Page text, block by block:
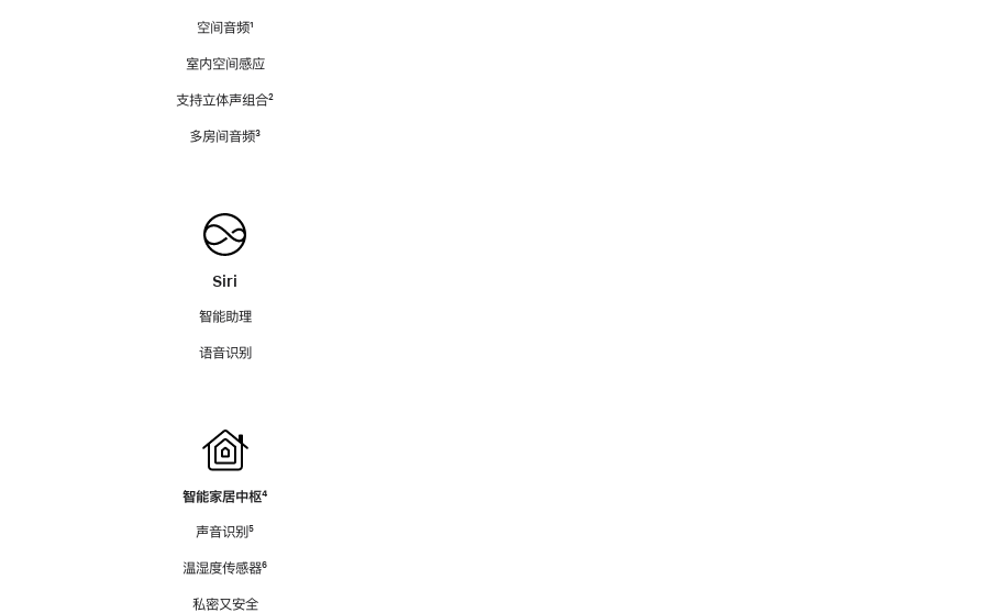
空间音频脚
¹
室内空间感应
支持立体声组合脚
²
多房间音频脚
³
Siri
智能助理
语音识别
智能家居中枢脚
⁴
声音识别脚
⁵
温湿度传感器脚
⁶
私密又安全